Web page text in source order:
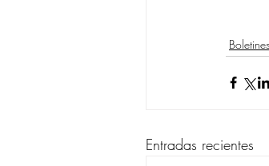
Boletines
Entradas recientes